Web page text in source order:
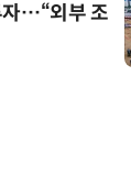
자…“외부 조